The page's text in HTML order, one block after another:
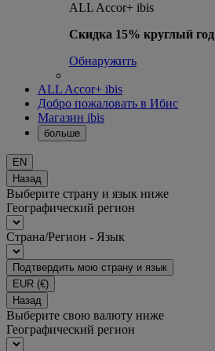
ALL Accor+ ibis
Скидка 15% круглый год
Обнаружить
ALL Accor+ ibis
Добро пожаловать в Ибис
Магазин ibis
больше
EN
Назад
Выберите страну и язык ниже
Географический регион
Страна/Регион - Язык
Подтвердить мою страну и язык
EUR (€)
Назад
Выберите свою валюту ниже
Географический регион